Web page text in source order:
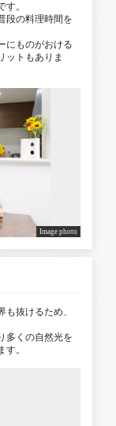
。
段の料理時間を
にものがおける
ットもありま
Image photo
抜けるため、
多くの自然光を
。